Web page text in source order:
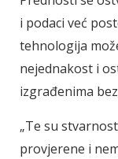
i podaci već
tehnologija
nejednakost i
izgrađenima
„Te su
provjerene i